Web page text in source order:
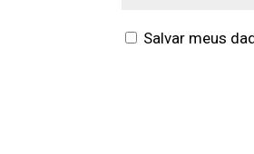
Salvar meus